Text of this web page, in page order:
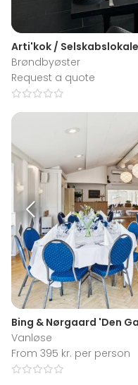
Arti'kok / Selskabslokale
Brøndbyøster
Request a quote
Bing & Nørgaard 'Den
Vanløse
From 395 kr. per person